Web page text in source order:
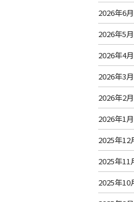
2026年6月
2026年5月
2026年4月
2026年3月
2026年2月
2026年1月
2025年12
2025年11
2025年10